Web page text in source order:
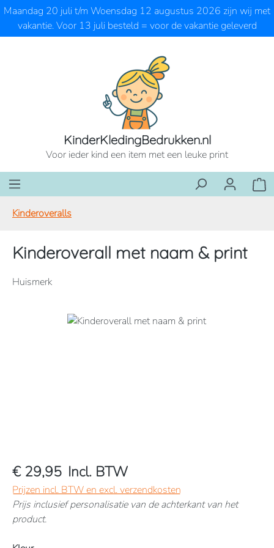
Ga naar de hoofdinhoud
Maandag 20 juli t/m Woensdag 12 augustus 2026 zijn wij met
vakantie. Voor 13 juli besteld = voor de vakantie geleverd
KinderKledingBedrukken.nl
Voor ieder kind een item met een leuke print
Kinderoveralls
Kinderoverall met naam & print
Huismerk
Afbeeldingengalerij overslaan
€ 29,95 Incl. BTW
Prijzen incl. BTW en excl. verzendkosten
Prijs inclusief personalisatie van de achterkant van het
product.